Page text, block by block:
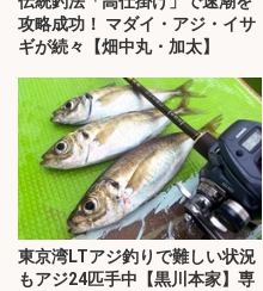
攻略成功！ マダイ・アジ・イサ
ギが続々【畑中丸・加太】
東京湾LTアジ釣りで難しい状況
もアジ24匹手中【黒川本家】専